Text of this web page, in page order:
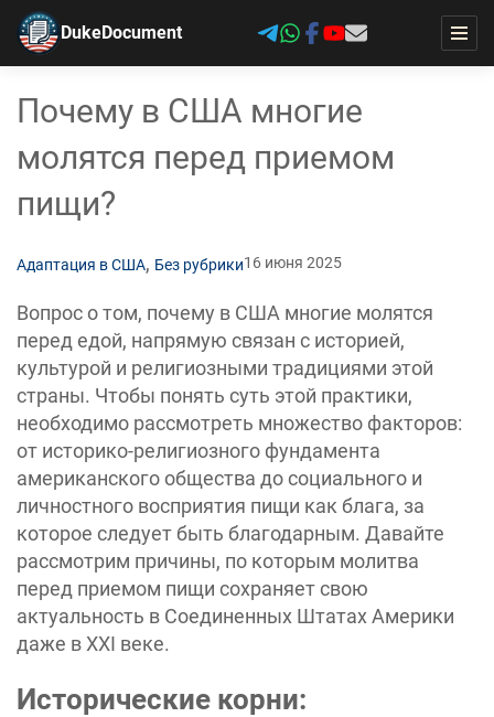
DukeDocument
Почему в США многие
молятся перед приемом
пищи?
Адаптация в США, Без рубрики16 июня 2025
Вопрос о том, почему в США многие молятся
перед едой, напрямую связан с историей,
культурой и религиозными традициями этой
страны. Чтобы понять суть этой практики,
необходимо рассмотреть множество факторов:
от историко-религиозного фундамента
американского общества до социального и
личностного восприятия пищи как блага, за
которое следует быть благодарным. Давайте
рассмотрим причины, по которым молитва
перед приемом пищи сохраняет свою
актуальность в Соединенных Штатах Америки
даже в XXI веке.
Исторические корни: